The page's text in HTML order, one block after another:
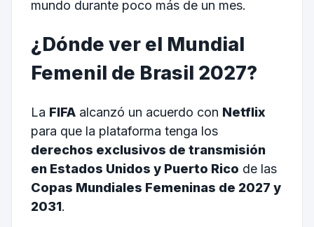
mundo durante poco más de un mes.
¿Dónde ver el Mundial
Femenil de Brasil 2027?
La FIFAalcanzó un acuerdo con Netflix
para que la plataforma tenga los
derechos exclusivos de transmisión
en Estados Unidos y Puerto Rico de las
Copas Mundiales Femeninas de 2027 y
2031.